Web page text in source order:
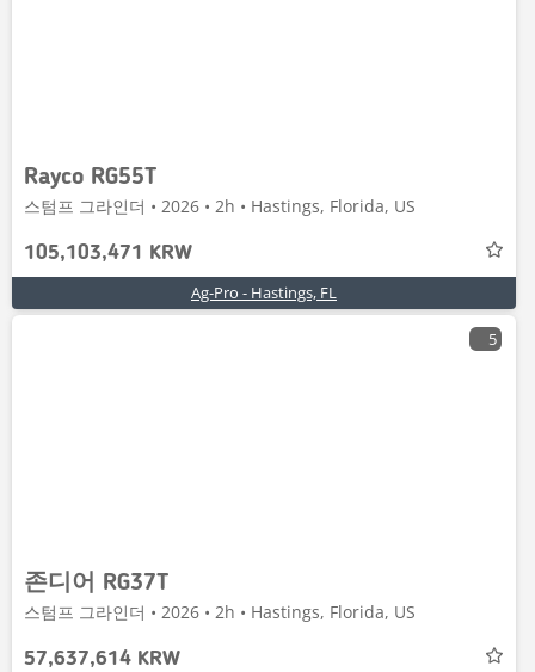
Rayco RG55T
스텀프 그라인더 • 2026 • 2h • Hastings, Florida, US
105,103,471 KRW
Ag-Pro - Hastings, FL
5
존디어 RG37T
스텀프 그라인더 • 2026 • 2h • Hastings, Florida, US
57,637,614 KRW